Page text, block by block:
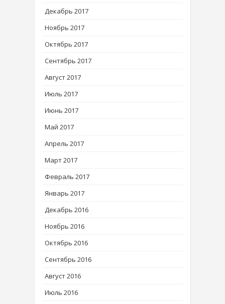
Декабрь 2017
Ноябрь 2017
Октябрь 2017
Сентябрь 2017
Август 2017
Июль 2017
Июнь 2017
Май 2017
Апрель 2017
Март 2017
Февраль 2017
Январь 2017
Декабрь 2016
Ноябрь 2016
Октябрь 2016
Сентябрь 2016
Август 2016
Июль 2016